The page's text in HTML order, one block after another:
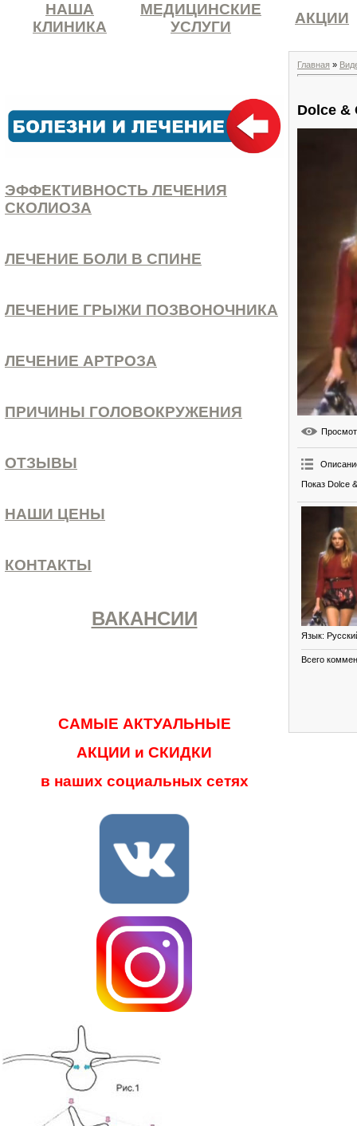
НАША
КЛИНИКА
МЕДИЦИНСКИЕ
УСЛУГИ
АКЦИИ
ЭФФЕКТИВНОСТЬ ЛЕЧЕНИЯ
СКОЛИОЗА
ЛЕЧЕНИЕ БОЛИ В СПИНЕ
ЛЕЧЕНИЕ ГРЫЖИ ПОЗВОНОЧНИКА
ЛЕЧЕНИЕ АРТРОЗА
ПРИЧИНЫ ГОЛОВОКРУЖЕНИЯ
ОТЗЫВЫ
НАШИ ЦЕНЫ
КОНТАКТЫ
ВАКАНСИИ
САМЫЕ АКТУАЛЬНЫЕ
АКЦИИ и СКИДКИ
в наших социальных сетях
Главная »
Dolce &
Показ Dolce
Язык:
Всего